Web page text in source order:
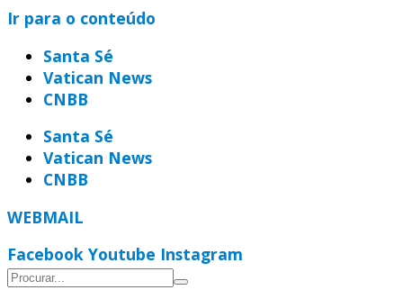
Ir para o conteúdo
Santa Sé
Vatican News
CNBB
Santa Sé
Vatican News
CNBB
WEBMAIL
Facebook Youtube Instagram